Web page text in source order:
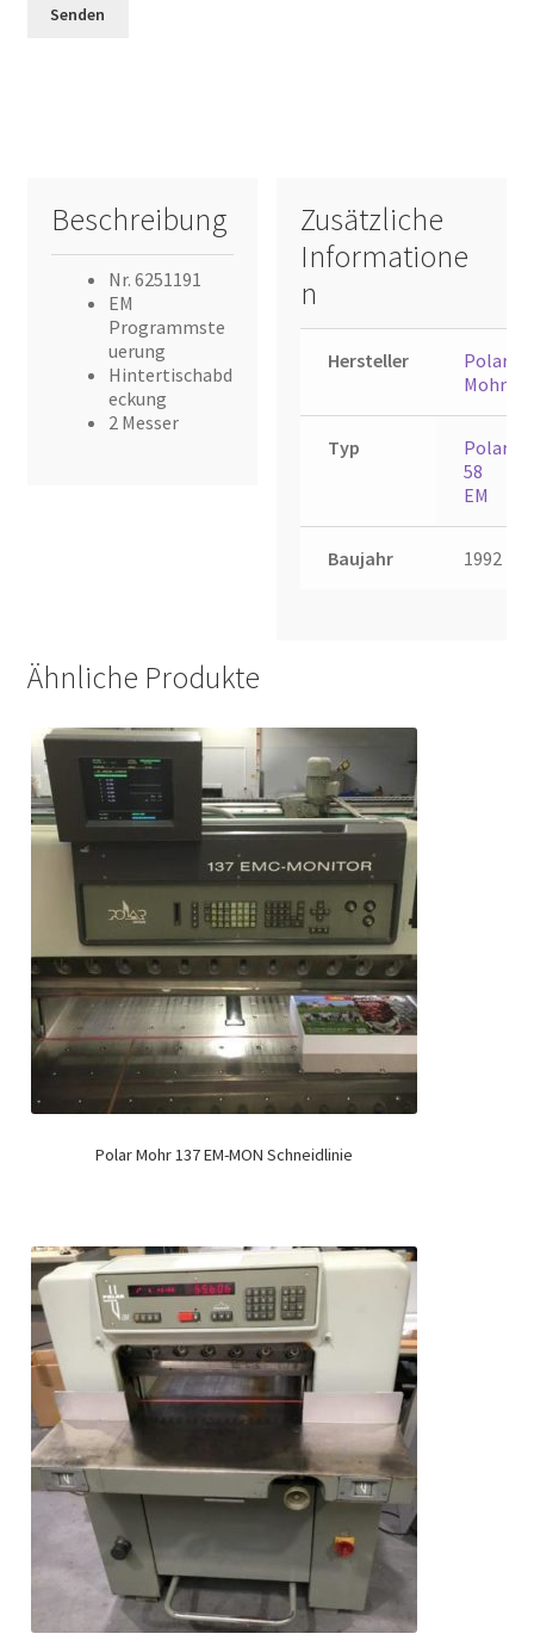
Beschreibung
Nr. 6251191
EM
Programmste
uerung
Hintertischabd
eckung
2 Messer
Zusätzliche
Informatione
n
Hersteller
Polar
Mohr
Typ
Polar
58
EM
Baujahr 1992
Ähnliche Produkte
Polar Mohr 137 EM-MON Schneidlinie